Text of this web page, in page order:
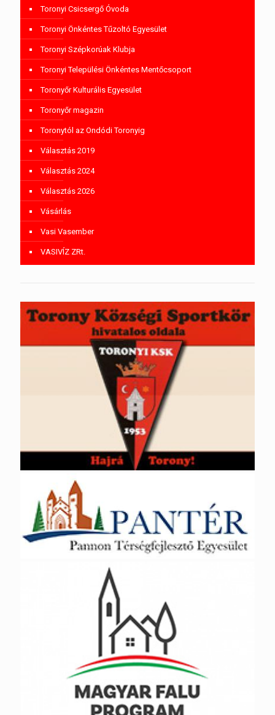
Toronyi Csicsergő Óvoda
Toronyi Önkéntes Tűzoltó Egyesület
Toronyi Szépkorúak Klubja
Toronyi Települési Önkéntes Mentőcsoport
Toronyőr Kulturális Egyesület
Toronyőr magazin
Toronytól az Ondódi Toronyig
Választás 2019
Választás 2024
Választás 2026
Vásárlás
Vasi Vasember
VASIVÍZ ZRt.